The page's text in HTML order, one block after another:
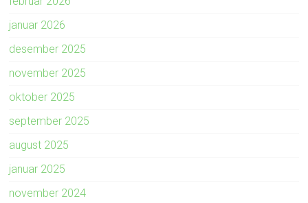
januar 2026
desember 2025
november 2025
oktober 2025
september 2025
august 2025
januar 2025
november 2024